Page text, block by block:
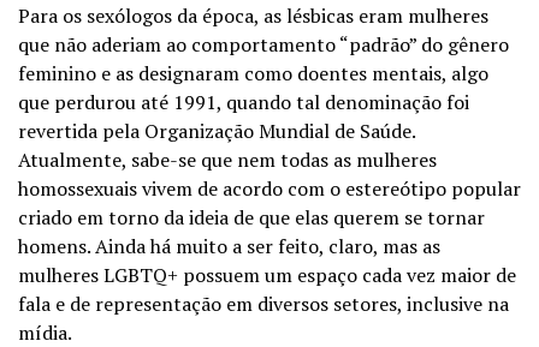
Para os sexólogos da época, as lésbicas eram mulheres
que não aderiam ao comportamento “padrão” do gênero
feminino e as designaram como doentes mentais, algo
que perdurou até 1991, quando tal denominação foi
revertida pela Organização Mundial de Saúde.
Atualmente, sabe-se que nem todas as mulheres
homossexuais vivem de acordo com o estereótipo popular
criado em torno da ideia de que elas querem se tornar
homens. Ainda há muito a ser feito, claro, mas as
mulheres LGBTQ+ possuem um espaço cada vez maior de
fala e de representação em diversos setores, inclusive na
mídia.